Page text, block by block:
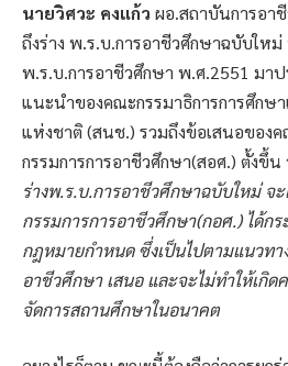
นายวิศวะ คงแก้ว ผอ.สถาบันการอา
ถึงร่าง พ.ร.บ.การอาชีวศึกษาฉบับใหม่
พ.ร.บ.การอาชีวศึกษา พ.ศ.2551 มา
แนะนำของคณะกรรมาธิการการศึก
แห่งชาติ (สนช.) รวมถึงข้อเสนอของ
กรรมการการอาชีวศึกษา(สอศ.) ตั้งขึ้น
ร่างพ.ร.บ.การอาชีวศึกษาฉบับใหม่ จ
กรรมการการอาชีวศึกษา(กอศ.) ได้ก
กฎหมายกำหนด ซึ่งเป็นไปตามแนวท
อาชีวศึกษา เสนอ และจะไม่ทำให้เกิด
จัดการสถานศึกษาในอนาคต